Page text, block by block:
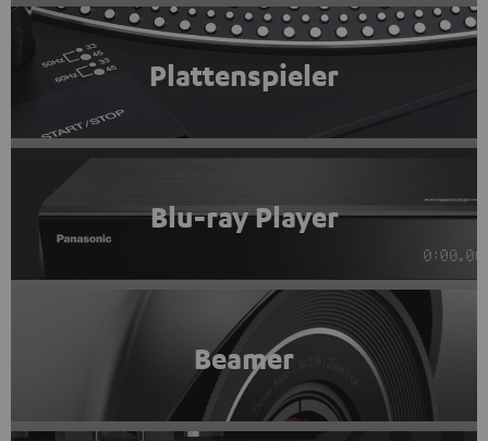
Plattenspieler
Blu-ray Player
Beamer